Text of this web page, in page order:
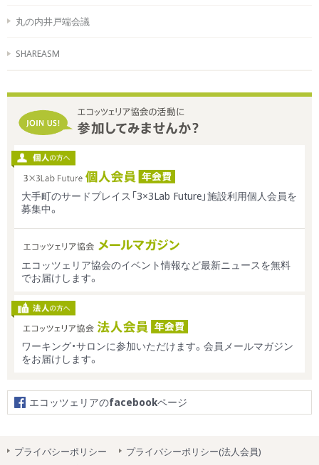
丸の内井戸端会議
SHAREASM
大手町のサードプレイス「3×3Lab Future」施設利用個人会員を
募集中。
エコッツェリア協会のイベント情報など最新ニュースを無料
でお届けします。
ワーキング・サロンに参加いただけます。会員メールマガジン
をお届けします。
エコッツェリアのfacebookページ
プライバシーポリシー
プライバシーポリシー(法人会員)